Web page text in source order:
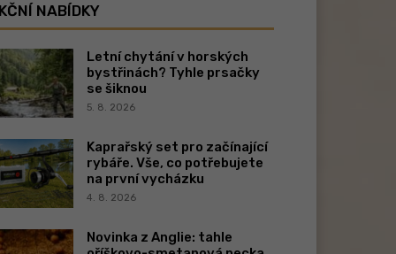
NABÍDKY
Letní chytání v horských
bystřinách? Tyhle prsačky
se šiknou
5. 8. 2026
Kaprařský set pro začínající
rybáře. Vše, co potřebujete
na první vycházku
4. 8. 2026
Novinka z Anglie: tahle